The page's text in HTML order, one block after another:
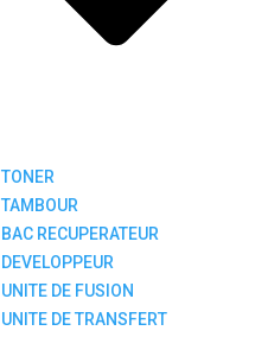
TONER
TAMBOUR
BAC RECUPERATEUR
DEVELOPPEUR
UNITE DE FUSION
UNITE DE TRANSFERT